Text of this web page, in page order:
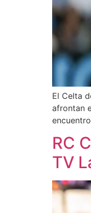
El Celta
afrontan
RC
TV